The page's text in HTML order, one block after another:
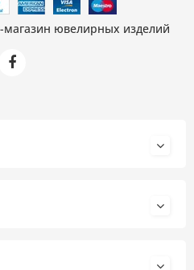
магазин ювелирных изделий